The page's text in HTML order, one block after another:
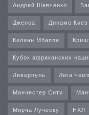
Андрей Шевченко
Дженоа
Динамо Киев
Килиан Мбаппе
Кубок африканских
Ливерпуль
Лига
Манчестер Сити
Мирча Луческу
НХЛ